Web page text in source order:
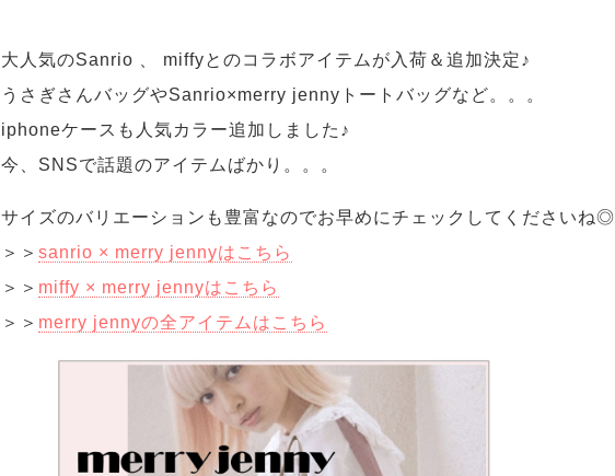
大人気のSanrio 、 miffyとのコラボアイテムが入荷＆追加決定♪
うさぎさんバッグやSanrio×merry jennyトートバッグなど。。。
iphoneケースも人気カラー追加しました♪
今、SNSで話題のアイテムばかり。。。
サイズのバリエーションも豊富なのでお早めにチェックしてくださいね◎
＞＞ sanrio × merry jennyはこちら
＞＞ miffy × merry jennyはこちら
＞＞ merry jennyの全アイテムはこちら